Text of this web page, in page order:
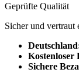
Geprüfte Qualität
Sicher und vertraut
Kostenloser
Sichere